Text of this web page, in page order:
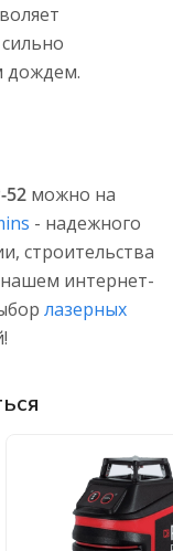
дождем.
52 можно на
- надежного
строительства
интернет-
лазерных